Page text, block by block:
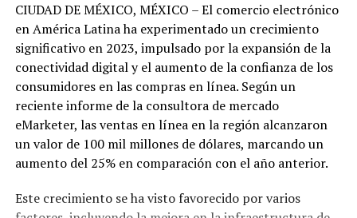
CIUDAD DE MÉXICO, MÉXICO – El comercio electrónico
en América Latina ha experimentado un crecimiento
significativo en 2023, impulsado por la expansión de la
conectividad digital y el aumento de la confianza de los
consumidores en las compras en línea. Según un
reciente informe de la consultora de mercado
eMarketer, las ventas en línea en la región alcanzaron
un valor de 100 mil millones de dólares, marcando un
aumento del 25% en comparación con el año anterior.
Este crecimiento se ha visto favorecido por varios